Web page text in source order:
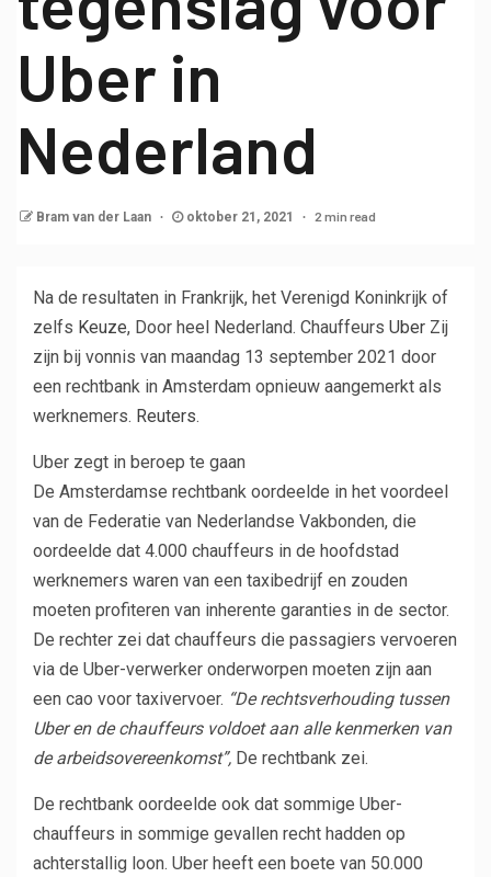
Uber in
Nederland
Bram van der Laan oktober 21, 2021 2 min read
Na de resultaten in Frankrijk, het Verenigd Koninkrijk of
zelfs Keuze, Door heel Nederland. Chauffeurs Uber Zij
zijn bij vonnis van maandag 13 september 2021 door
een rechtbank in Amsterdam opnieuw aangemerkt als
werknemers. Reuters.
Uber zegt in beroep te gaan
De Amsterdamse rechtbank oordeelde in het voordeel
van de Federatie van Nederlandse Vakbonden, die
oordeelde dat 4.000 chauffeurs in de hoofdstad
werknemers waren van een taxibedrijf en zouden
moeten profiteren van inherente garanties in de sector.
De rechter zei dat chauffeurs die passagiers vervoeren
via de Uber-verwerker onderworpen moeten zijn aan
een cao voor taxivervoer. “De rechtsverhouding tussen
Uber en de chauffeurs voldoet aan alle kenmerken van
de arbeidsovereenkomst”, De rechtbank zei.
De rechtbank oordeelde ook dat sommige Uber-
chauffeurs in sommige gevallen recht hadden op
achterstallig loon. Uber heeft een boete van 50.000